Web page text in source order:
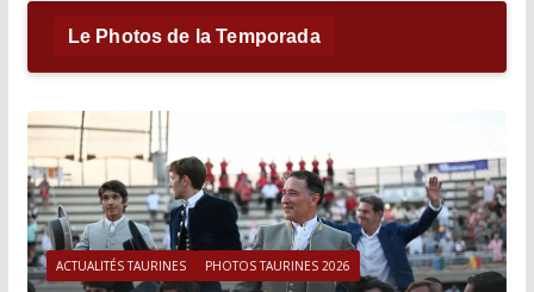
Le Photos de la Temporada
ACTUALITÉS TAURINES PHOTOS TAURINES 2026